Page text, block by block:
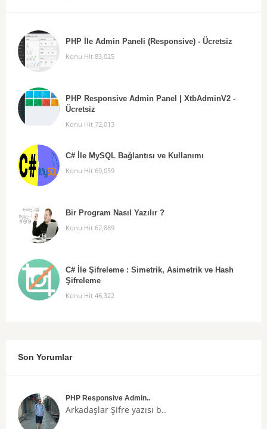
PHP İle Admin Paneli (Responsive) - Ücretsiz
Konu Hit 83,025
PHP Responsive Admin Panel | XtbAdminV2 -
Ücretsiz
Konu Hit 72,013
C# İle MySQL Bağlantısı ve Kullanımı
Konu Hit 69,059
Bir Program Nasıl Yazılır ?
Konu Hit 62,889
C# İle Şifreleme : Simetrik, Asimetrik ve Hash
Şifreleme
Konu Hit 46,322
Son Yorumlar
PHP Responsive Admin..
Arkadaşlar Şifre yazısı b..